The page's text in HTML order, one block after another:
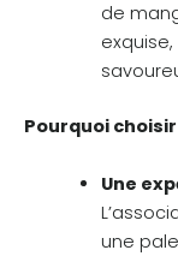
de
Pourquoi choisir
Une
une